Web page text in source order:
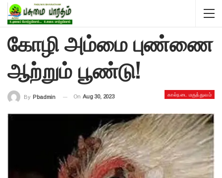
கோழி அம்மை புண்ணை
ஆற்றும் பூண்டு!
கால்நடை மருத்துவம்
By Pbadmin On Aug 30, 2023